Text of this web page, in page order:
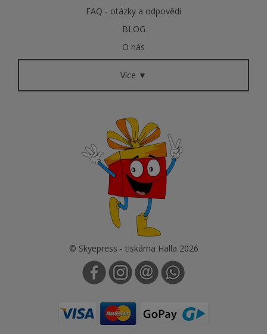
FAQ - otázky a odpovědi
BLOG
O nás
Více ▼
© Skyepress - tiskárna Halla 2026